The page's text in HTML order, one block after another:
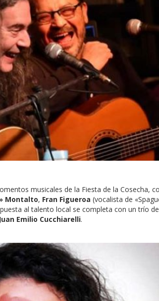
musicales de la Fiesta de la Cosecha,
Montalto, Fran Figueroa (vocalista de
al talento local se completa con un trío
Emilio Cucchiarelli.